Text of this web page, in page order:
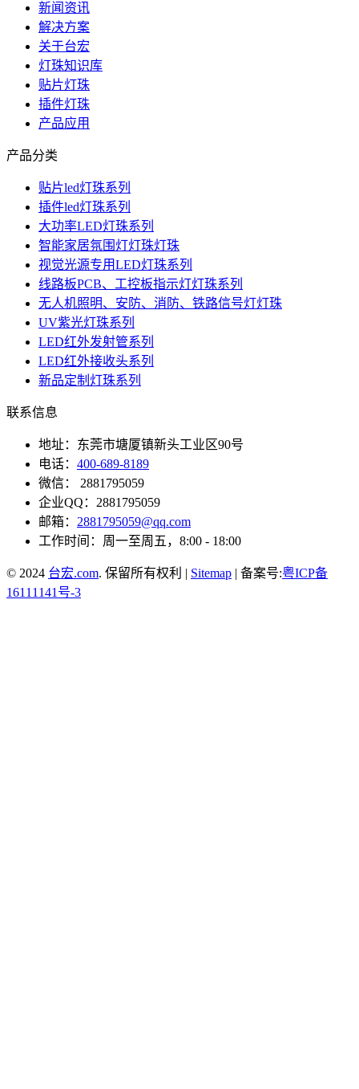
新闻资讯
解决方案
关于台宏
灯珠知识库
贴片灯珠
插件灯珠
产品应用
产品分类
贴片led灯珠系列
插件led灯珠系列
大功率LED灯珠系列
智能家居氛围灯灯珠灯珠
视觉光源专用LED灯珠系列
线路板PCB、工控板指示灯灯珠系列
无人机照明、安防、消防、铁路信号灯灯珠
UV紫光灯珠系列
LED红外发射管系列
LED红外接收头系列
新品定制灯珠系列
联系信息
地址：东莞市塘厦镇新头工业区90号
电话： 400-689-8189
微信： 2881795059
企业QQ：2881795059
邮箱： 2881795059@qq.com
工作时间：周一至周五，8:00 - 18:00
© 2024 台宏.com. 保留所有权利 | Sitemap | 备案号:粤ICP备
16111141号-3